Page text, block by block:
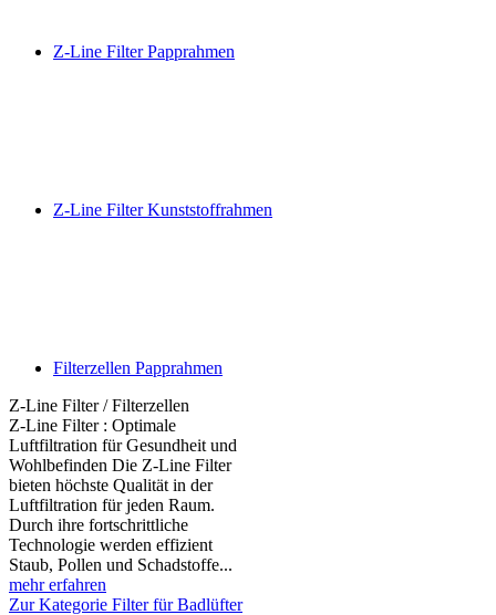
Z-Line Filter Papprahmen
Z-Line Filter Kunststoffrahmen
Filterzellen Papprahmen
Z-Line Filter / Filterzellen
Z-Line Filter : Optimale
Luftfiltration für Gesundheit und
Wohlbefinden Die Z-Line Filter
bieten höchste Qualität in der
Luftfiltration für jeden Raum.
Durch ihre fortschrittliche
Technologie werden effizient
Staub, Pollen und Schadstoffe...
mehr erfahren
Zur Kategorie Filter für Badlüfter